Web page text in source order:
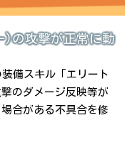
)の攻撃が正常に動
備スキル「エリート
のダメージ反映等が
合がある不具合を修